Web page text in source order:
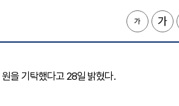
을 기탁했다고 28일 밝혔다.